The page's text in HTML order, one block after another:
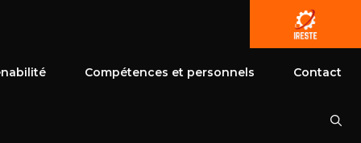
Compétences et personnels Contact